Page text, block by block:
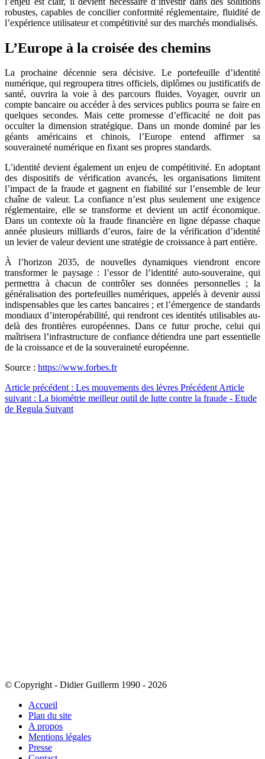
robustes, capables de concilier conformité réglementaire, fluidité de
l’expérience utilisateur et compétitivité sur des marchés mondialisés.
L’Europe à la croisée des chemins
La prochaine décennie sera décisive. Le portefeuille d’identité
numérique, qui regroupera titres officiels, diplômes ou justificatifs de
santé, ouvrira la voie à des parcours fluides. Voyager, ouvrir un
compte bancaire ou accéder à des services publics pourra se faire en
quelques secondes. Mais cette promesse d’efficacité ne doit pas
occulter la dimension stratégique. Dans un monde dominé par les
géants américains et chinois, l’Europe entend affirmer sa
souveraineté numérique en fixant ses propres standards.
L’identité devient également un enjeu de compétitivité. En adoptant
des dispositifs de vérification avancés, les organisations limitent
l’impact de la fraude et gagnent en fiabilité sur l’ensemble de leur
chaîne de valeur. La confiance n’est plus seulement une exigence
réglementaire, elle se transforme et devient un actif économique.
Dans un contexte où la fraude financière en ligne dépasse chaque
année plusieurs milliards d’euros, faire de la vérification d’identité
un levier de valeur devient une stratégie de croissance à part entière.
À l’horizon 2035, de nouvelles dynamiques viendront encore
transformer le paysage : l’essor de l’identité auto-souveraine, qui
permettra à chacun de contrôler ses données personnelles ; la
généralisation des portefeuilles numériques, appelés à devenir aussi
indispensables que les cartes bancaires ; et l’émergence de standards
mondiaux d’interopérabilité, qui rendront ces identités utilisables au-
delà des frontières européennes. Dans ce futur proche, celui qui
maîtrisera l’infrastructure de confiance détiendra une part essentielle
de la croissance et de la souveraineté européenne.
Source : https://www.forbes.fr
Article précédent : Les mouvements des lèvres PrécédentArticle
suivant : La biométrie meilleur outil de lutte contre la fraude - Etude
de Regula Suivant
© Copyright - Didier Guillerm 1990 - 2026
Accueil
Plan du site
A propos
Mentions légales
Presse